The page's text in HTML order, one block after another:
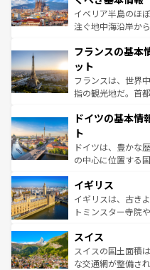
ピザやパスタなど
できる。朝目覚め
なお、新着のイタ
しい。
イベリア半島のほ
注ぐ地中海沿岸か
文化が根付くこの
れる闘牛、そして
る。首都マドリー
アートに溢れた街
せる。地方によっ
ンテンツ一覧 を参
フランスの基本
ット
フランスは、世界
指の観光地だ。首
で、幅広い魅力が
聖堂、美しいビー
から魅了する。ま
れ、フランス料理
香り高いラベンダ
らに、パリ以外の
も豊かな歴史と文
を参照してほしい。
ドイツの基本情
ト
ドイツは、豊かな
の中心に位置する
顔を持つこの国は
ルリンの文化的活
してライン川沿い
は、お酒好きな人にはぜ
ドイツ情報はコン
イギリス
イギリスは、古き
トミンスター寺院
リアごとに異なる
ティー、ビール好
戦など、本場だか
スイス
スイスの国土面積
な交通網が整備さ